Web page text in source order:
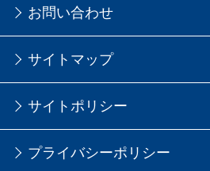
お問い合わせ
サイトマップ
サイトポリシー
プライバシーポリシー